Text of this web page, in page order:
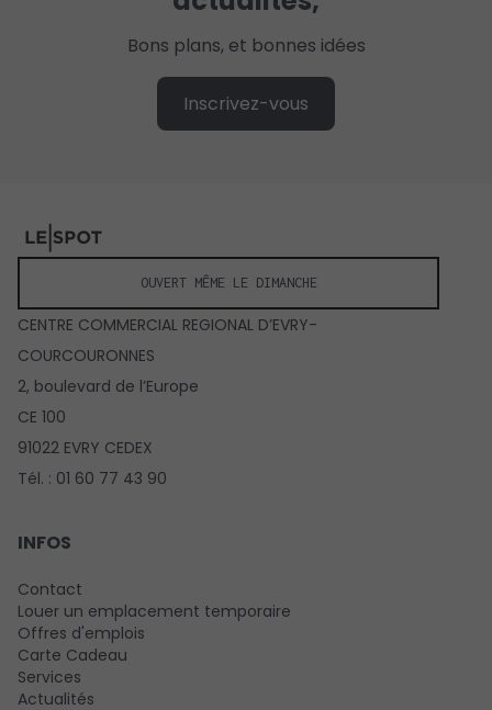
Bons plans, et bonnes idées
Inscrivez-vous
OUVERT MÊME LE DIMANCHE
CENTRE COMMERCIAL REGIONAL D’EVRY-
COURCOURONNES
2, boulevard de l’Europe
CE 100
91022 EVRY CEDEX
Tél. : 01 60 77 43 90
INFOS
Contact
Louer un emplacement temporaire
Offres d'emplois
Carte Cadeau
Services
Actualités